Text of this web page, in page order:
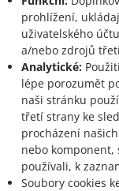
prohlížení,
uživatelského
a/nebo zdrojů
Analytické:
lépe porozumět
naši stránku
třetí strany ke
procházení
nebo
používali, k
Soubory cookies